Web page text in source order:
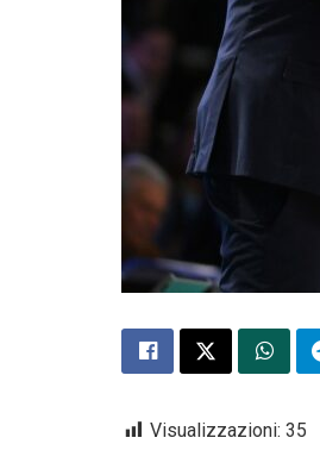
Visualizzazioni: 35